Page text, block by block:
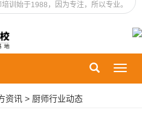
训始于1988，因为专注，所以专业。
资讯 > 厨师行业动态